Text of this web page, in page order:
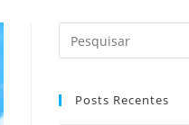
Posts Recentes